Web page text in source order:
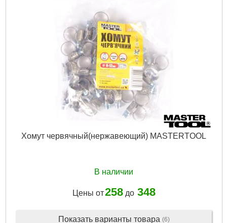
Хомут червячный(нержавеющий) MASTERTOOL
В наличии
Цены от258до 348
Показать варианты товара (6)